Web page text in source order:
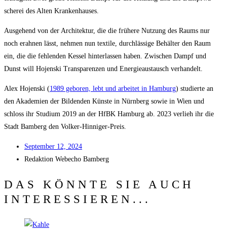
sche­rei des Alten Krankenhauses.
Aus­ge­hend von der Archi­tek­tur, die die frü­he­re Nut­zung des Raums nur
noch erah­nen lässt, neh­men nun tex­ti­le, durch­läs­si­ge Behäl­ter den Raum
ein, die die feh­len­den Kes­sel hin­ter­las­sen haben. Zwi­schen Dampf und
Dunst will Hojen­ski Trans­pa­ren­zen und Ener­gie­aus­tausch verhandelt.
Alex Hojen­ski (1989 gebo­ren, lebt und arbei­tet in Ham­burg) stu­dier­te an
den Aka­de­mien der Bil­den­den Küns­te in Nürn­berg sowie in Wien und
schloss ihr Stu­di­um 2019 an der HfBK Ham­burg ab. 2023 ver­lieh ihr die
Stadt Bam­berg den Volker-Hinniger-Preis.
Sep­tem­ber 12, 2024
Redak­ti­on Web­echo Bamberg
DAS KÖNNTE SIE AUCH
INTERESSIEREN...